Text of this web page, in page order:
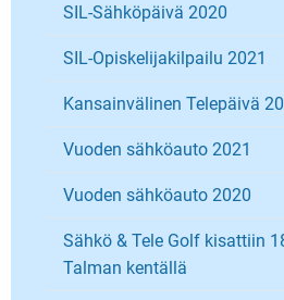
SIL-Sähköpäivä 2020
SIL-Opiskelijakilpailu 2021
Kansainvälinen Telepäivä
Vuoden sähköauto 2021
Vuoden sähköauto 2020
Sähkö & Tele Golf kisattiin
Talman kentällä